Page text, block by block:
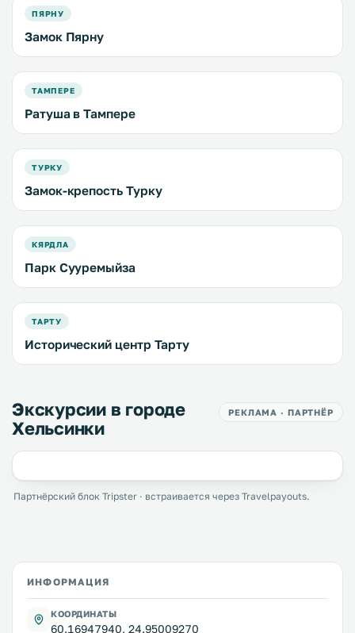
ПЯРНУ
Замок Пярну
ТАМПЕРЕ
Ратуша в Тампере
ТУРКУ
Замок-крепость Турку
КЯРДЛА
Парк Сууремыйза
ТАРТУ
Исторический центр Тарту
Экскурсии в городе
Хельсинки
РЕКЛАМА · ПАРТНЁР
Партнёрский блок Tripster · встраивается через Travelpayouts.
ИНФОРМАЦИЯ
КООРДИНАТЫ
60.16947940, 24.95009270